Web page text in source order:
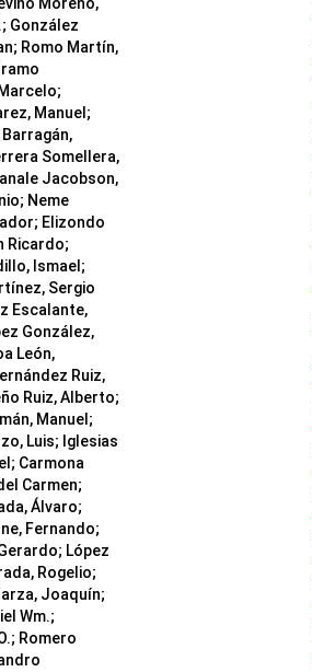
González
Romo Martín,
Manuel;
Somellera,
Jacobson,
Neme
Elizondo
Ricardo;
Ismael;
Sergio
Escalante,
González,
León,
Ruiz,
Ruiz, Alberto;
Manuel;
Luis; Iglesias
Carmona
Carmen;
Álvaro;
Fernando;
López
Rogelio;
Joaquín;
Wm.;
Romero